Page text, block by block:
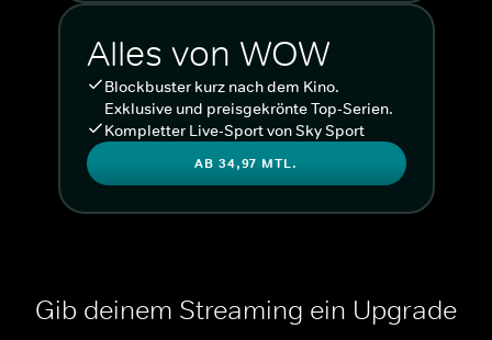
Alles von WOW
Blockbuster kurz nach dem Kino.
Exklusive und preisgekrönte Top-Serien.
Kompletter Live-Sport von Sky Sport
AB 34,97 MTL.
Gib deinem Streaming ein Upgrade